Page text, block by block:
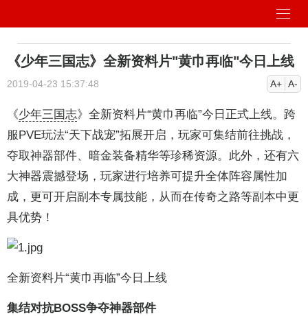
《少年三国志》全新资料片"黄巾再临"今日上线
2019-04-23 15:37:48 A+ A-
《少年三国志》全新资料片“黄巾再临”今日正式上线。跨
服PVE玩法“天下战宠”拓展开启，玩家可集结前往挑战，
夺取神器部件、暗金装备精华等珍稀资源。此外，还有六
大神器震撼登场，玩家进行培养可提升全体阵容属性加
成，更可开启副本专属技能，从而在传奇之路等副本中更
具优势！
全新资料片“黄巾再临”今日上线
集结对抗BOSS争夺神器部件